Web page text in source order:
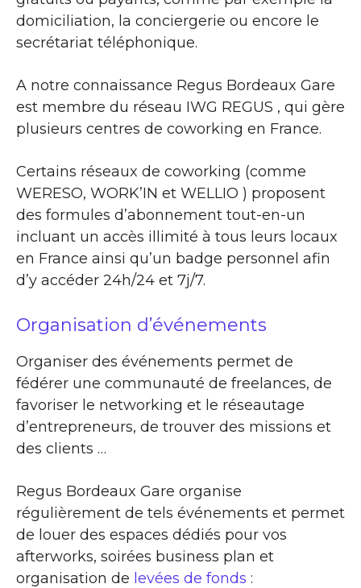
domiciliation, la conciergerie ou encore le
secrétariat téléphonique.
A notre connaissance Regus Bordeaux Gare
est membre du réseau IWG REGUS , qui gère
plusieurs centres de coworking en France.
Certains réseaux de coworking (comme
WERESO, WORK’IN et WELLIO ) proposent
des formules d’abonnement tout-en-un
incluant un accès illimité à tous leurs locaux
en France ainsi qu’un badge personnel afin
d’y accéder 24h/24 et 7j/7.
Organisation d’événements
Organiser des événements permet de
fédérer une communauté de freelances, de
favoriser le networking et le réseautage
d’entrepreneurs, de trouver des missions et
des clients …
Regus Bordeaux Gare organise
régulièrement de tels événements et permet
de louer des espaces dédiés pour vos
afterworks, soirées business plan et
organisation de levées de fonds :